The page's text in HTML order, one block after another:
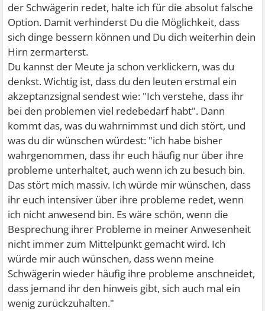
der Schwägerin redet, halte ich für die absolut falsche
Option. Damit verhinderst Du die Möglichkeit, dass
sich dinge bessern können und Du dich weiterhin dein
Hirn zermarterst.
Du kannst der Meute ja schon verklickern, was du
denkst. Wichtig ist, dass du den leuten erstmal ein
akzeptanzsignal sendest wie: "Ich verstehe, dass ihr
bei den problemen viel redebedarf habt". Dann
kommt das, was du wahrnimmst und dich stört, und
was du dir wünschen würdest: "ich habe bisher
wahrgenommen, dass ihr euch häufig nur über ihre
probleme unterhaltet, auch wenn ich zu besuch bin.
Das stört mich massiv. Ich würde mir wünschen, dass
ihr euch intensiver über ihre probleme redet, wenn
ich nicht anwesend bin. Es wäre schön, wenn die
Besprechung ihrer Probleme in meiner Anwesenheit
nicht immer zum Mittelpunkt gemacht wird. Ich
würde mir auch wünschen, dass wenn meine
Schwägerin wieder häufig ihre probleme anschneidet,
dass jemand ihr den hinweis gibt, sich auch mal ein
wenig zurückzuhalten."